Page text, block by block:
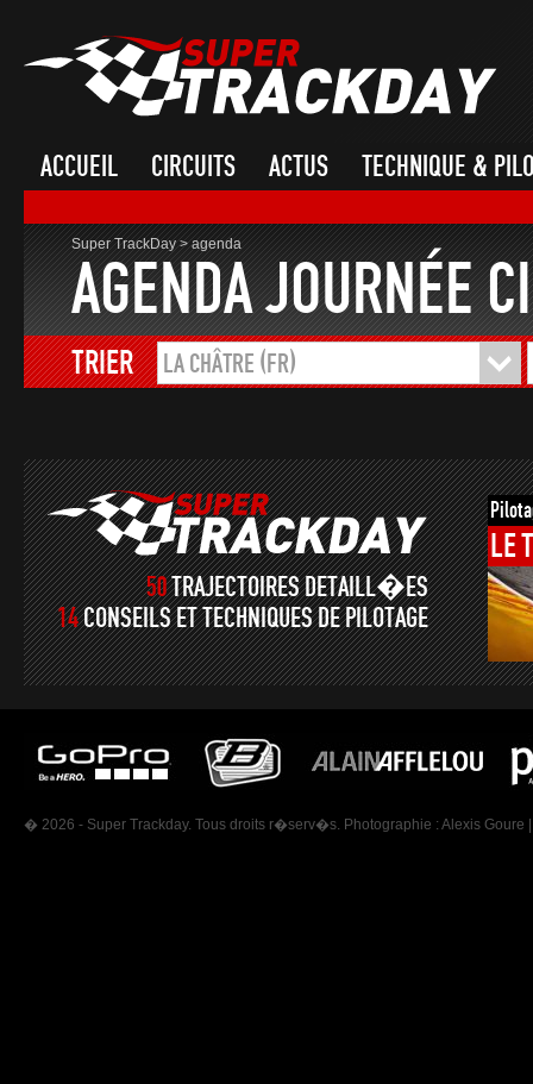
ACCUEIL CIRCUITS ACTUS TECHNIQUE &
Super TrackDay>agenda
AGENDA JOURNÉE
TRIER LA CHÂTRE (FR)
50TRAJECTOIRES DETAILL�ES
14CONSEILS ET TECHNIQUES DE PILOTAGE
LE
� 2026 - Super Trackday. Tous droits r�serv�s. Photographie : Alexis Goure